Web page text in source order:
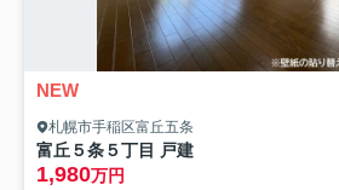
NEW
札幌市手稲区富丘五条
富丘５条５丁目 戸建
1,980万円